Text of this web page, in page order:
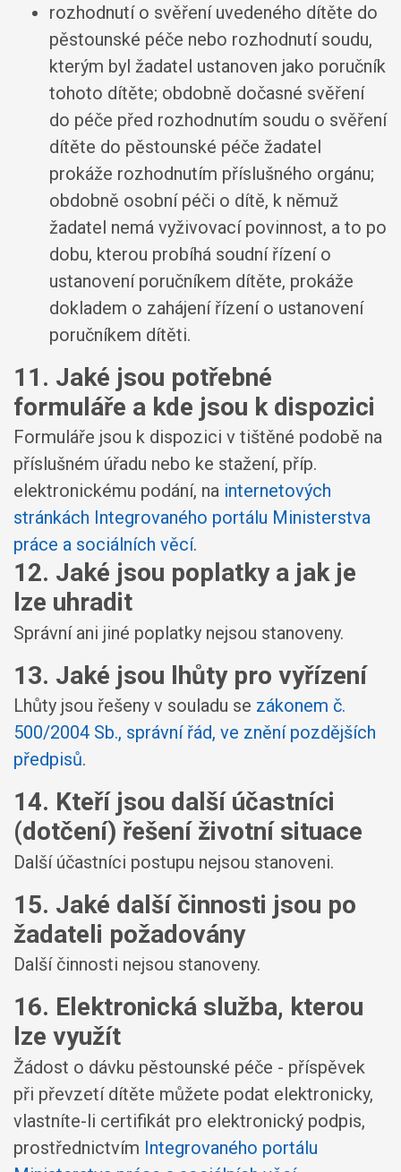
rozhodnutí o svěření uvedeného dítěte do
pěstounské péče nebo rozhodnutí soudu,
kterým byl žadatel ustanoven jako poručník
tohoto dítěte; obdobně dočasné svěření
do péče před rozhodnutím soudu o svěření
dítěte do pěstounské péče žadatel
prokáže rozhodnutím příslušného orgánu;
obdobně osobní péči o dítě, k němuž
žadatel nemá vyživovací povinnost, a to po
dobu, kterou probíhá soudní řízení o
ustanovení poručníkem dítěte, prokáže
dokladem o zahájení řízení o ustanovení
poručníkem dítěti.
11. Jaké jsou potřebné
formuláře a kde jsou k dispozici
Formuláře jsou k dispozici v tištěné podobě na
příslušném úřadu nebo ke stažení, příp.
elektronickému podání, na internetových
stránkách Integrovaného portálu Ministerstva
práce a sociálních věcí.
12. Jaké jsou poplatky a jak je
lze uhradit
Správní ani jiné poplatky nejsou stanoveny.
13. Jaké jsou lhůty pro vyřízení
Lhůty jsou řešeny v souladu se zákonem č.
500/2004 Sb., správní řád, ve znění pozdějších
předpisů.
14. Kteří jsou další účastníci
(dotčení) řešení životní situace
Další účastníci postupu nejsou stanoveni.
15. Jaké další činnosti jsou po
žadateli požadovány
Další činnosti nejsou stanoveny.
16. Elektronická služba, kterou
lze využít
Žádost o dávku pěstounské péče - příspěvek
při převzetí dítěte můžete podat elektronicky,
vlastníte-li certifikát pro elektronický podpis,
prostřednictvím Integrovaného portálu